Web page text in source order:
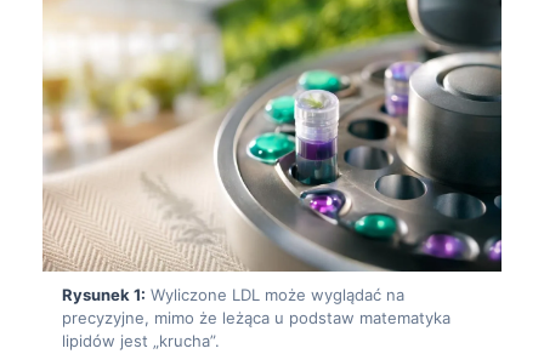
Rysunek 1: Wyliczone LDL może wyglądać na
precyzyjne, mimo że leżąca u podstaw matematyka
lipidów jest „krucha”.